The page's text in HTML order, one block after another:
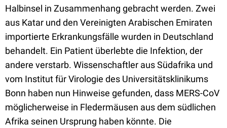
Halbinsel in Zusammenhang gebracht werden. Zwei
aus Katar und den Vereinigten Arabischen Emiraten
importierte Erkrankungsfälle wurden in Deutschland
behandelt. Ein Patient überlebte die Infektion, der
andere verstarb. Wissenschaftler aus Südafrika und
vom Institut für Virologie des Universitätsklinikums
Bonn haben nun Hinweise gefunden, dass MERS-CoV
möglicherweise in Fledermäusen aus dem südlichen
Afrika seinen Ursprung haben könnte. Die